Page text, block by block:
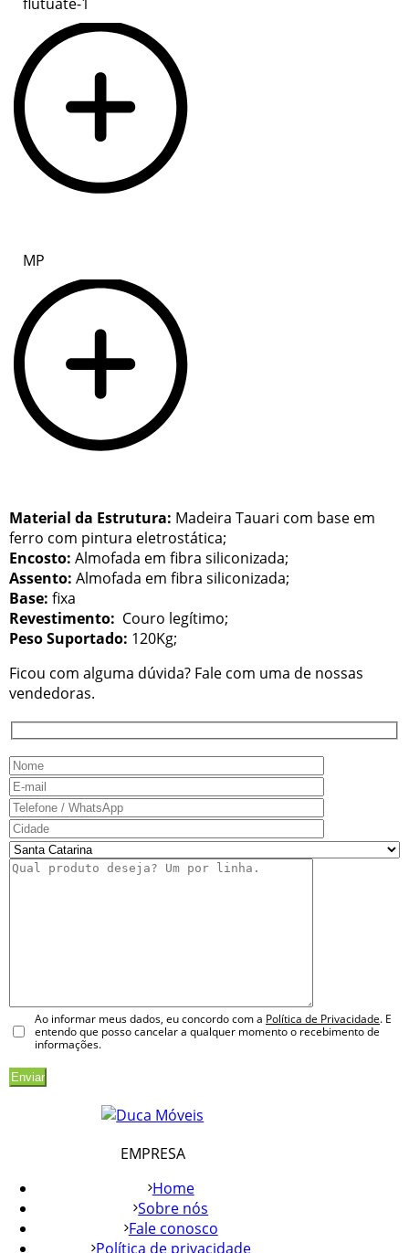
MP
Material da Estrutura: Madeira Tauari com base em
ferro com pintura eletrostática;
Encosto: Almofada em fibra siliconizada;
Assento: Almofada em fibra siliconizada;
Base: fixa
Revestimento: Couro legítimo;
Peso Suportado: 120Kg;
Ficou com alguma dúvida? Fale com uma de nossas
vendedoras.
Ao informar meus dados, eu concordo com a Política de Privacidade. E
entendo que posso cancelar a qualquer momento o recebimento de
informações.
EMPRESA
Home
Sobre nós
Fale conosco
Política de privacidade